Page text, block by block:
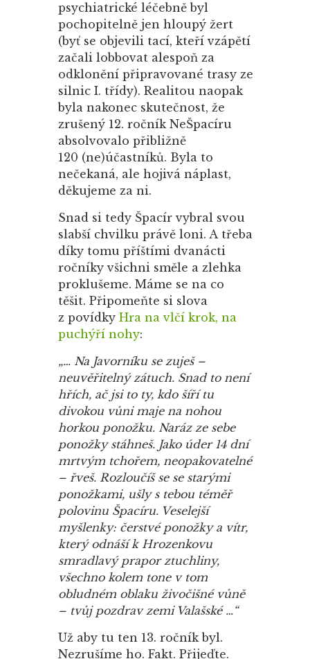
psychiatrické léčebně byl
pochopitelně jen hloupý žert
(byť se objevili tací, kteří vzápětí
začali lobbovat alespoň za
odklonění připravované trasy ze
silnic I. třídy). Realitou naopak
byla nakonec skutečnost, že
zrušený 12. ročník NeŠpacíru
absolvovalo přibližně
120 (ne)účastníků. Byla to
nečekaná, ale hojivá náplast,
děkujeme za ni.
Snad si tedy Špacír vybral svou
slabší chvilku právě loni. A třeba
díky tomu příštími dvanácti
ročníky všichni směle a zlehka
proklušeme. Máme se na co
těšit. Připomeňte si slova
z povídky Hra na vlčí krok, na
puchýří nohy:
„… Na Javorníku se zuješ –
neuvěřitelný zátuch. Snad to není
hřích, ač jsi to ty, kdo šíří tu
divokou vůni maje na nohou
horkou ponožku. Naráz ze sebe
ponožky stáhneš. Jako úder 14 dní
mrtvým tchořem, neopakovatelné
– řveš. Rozloučíš se se starými
ponožkami, ušly s tebou téměř
polovinu Špacíru. Veselejší
myšlenky: čerstvé ponožky a vítr,
který odnáší k Hrozenkovu
smradlavý prapor ztuchliny,
všechno kolem tone v tom
obludném oblaku živočišné vůně
– tvůj pozdrav zemi Valašské …“
Už aby tu ten 13. ročník byl.
Nezrušíme ho. Fakt. Přijeďte.